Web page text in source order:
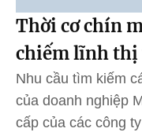
Thời cơ chín
chiếm lĩnh thị
Nhu cầu tìm kiếm
của doanh nghiệp
cấp của các công